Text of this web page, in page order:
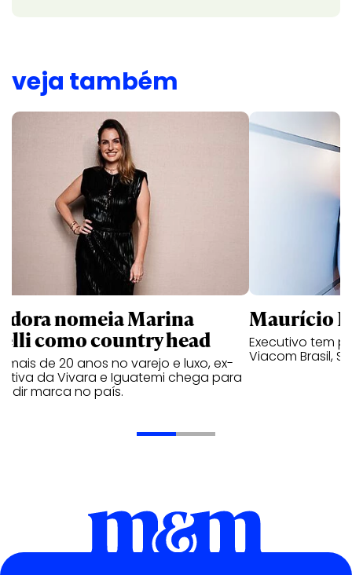
veja também
nomeia Marina
como country head
mais de 20 anos no varejo e luxo, ex-
da Vivara e Iguatemi chega para
marca no país.
Maurício
Executivo tem
Viacom Brasil,